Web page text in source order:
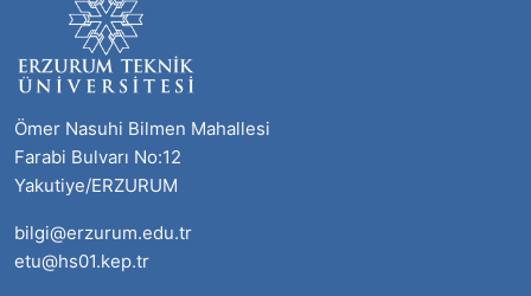
Ömer Nasuhi Bilmen Mahallesi
Farabi Bulvarı No:12
Yakutiye/ERZURUM
bilgi@erzurum.edu.tr
etu@hs01.kep.tr